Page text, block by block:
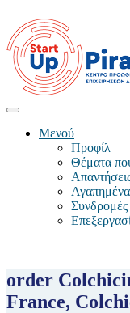
Μενού
Προφίλ
Θέματα
Αγαπημένα
Συνδρομές
order
France,